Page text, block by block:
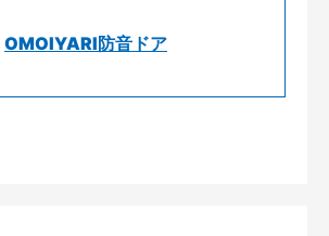
OMOIYARI防音ドア